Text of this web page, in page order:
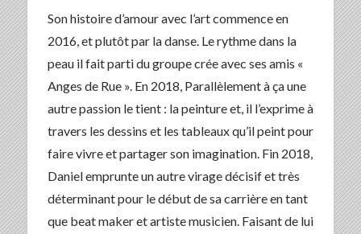
Son histoire d’amour avec l’art commence en
2016, et plutôt par la danse. Le rythme dans la
peau il fait parti du groupe crée avec ses amis «
Anges de Rue ». En 2018, Parallèlement à ça une
autre passion le tient : la peinture et, il l’exprime à
travers les dessins et les tableaux qu’il peint pour
faire vivre et partager son imagination. Fin 2018,
Daniel emprunte un autre virage décisif et très
déterminant pour le début de sa carrière en tant
que beat maker et artiste musicien. Faisant de lui